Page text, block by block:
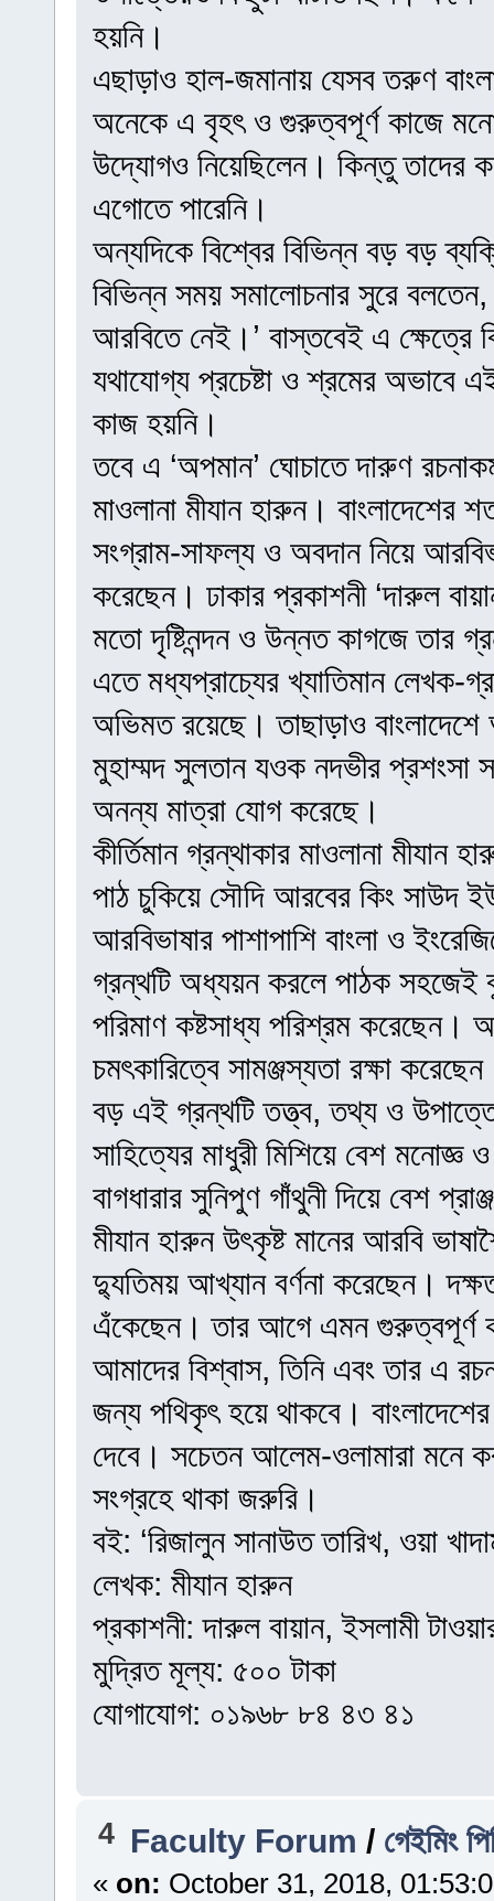
হয়নি।
এছাড়াও হাল-জমানায় যেসব তরুণ
অনেকে এ বৃহৎ ও গুরুত্বপূর্ণ কাজে
উদ্যোগও নিয়েছিলেন। কিন্তু তাদের
এগোতে পারেনি।
অন্যদিকে বিশ্বের বিভিন্ন বড় বড়
বিভিন্ন সময় সমালোচনার সুরে
আরবিতে নেই।’ বাস্তবেই এ ক্ষেত্রে
যথাযোগ্য প্রচেষ্টা ও শ্রমের অভাবে
কাজ হয়নি।
তবে এ ‘অপমান’ ঘোচাতে দারুণ
মাওলানা মীযান হারুন। বাংলাদেশের
সংগ্রাম-সাফল্য ও অবদান নিয়ে
করেছেন। ঢাকার প্রকাশনী ‘দারুল
মতো দৃষ্টিনন্দন ও উন্নত কাগজে তার
এতে মধ্যপ্রাচ্যের খ্যাতিমান
অভিমত রয়েছে। তাছাড়াও
মুহাম্মদ সুলতান যওক নদভীর প্রশংসা
অনন্য মাত্রা যোগ করেছে।
কীর্তিমান গ্রন্থাকার মাওলানা মীযান
পাঠ চুকিয়ে সৌদি আরবের কিং সাউদ
আরবিভাষার পাশাপাশি বাংলা ও
গ্রন্থটি অধ্যয়ন করলে পাঠক সহজেই
পরিমাণ কষ্টসাধ্য পরিশ্রম করেছেন।
চমৎকারিত্বে সামঞ্জস্যতা রক্ষা
বড় এই গ্রন্থটি তত্ত্ব, তথ্য ও
সাহিত্যের মাধুরী মিশিয়ে বেশ
বাগধারার সুনিপুণ গাঁথুনী দিয়ে বেশ
মীযান হারুন উৎকৃষ্ট মানের আরবি
দ্যুতিময় আখ্যান বর্ণনা করেছেন।
এঁকেছেন। তার আগে এমন গুরুত্বপূর্ণ
আমাদের বিশ্বাস, তিনি এবং তার এ
জন্য পথিকৃৎ হয়ে থাকবে।
দেবে। সচেতন আলেম-ওলামারা মনে
সংগ্রহে থাকা জরুরি।
বই: ‘রিজালুন সানাউত তারিখ, ওয়া
লেখক: মীযান হারুন
প্রকাশনী: দারুল বায়ান, ইসলামী
মুদ্রিত মূল্য: ৫০০ টাকা
যোগাযোগ: ০১৯৬৮ ৮৪ ৪৩ ৪১
4 Faculty Forum / গেইমিং
« on: October 31, 2018,